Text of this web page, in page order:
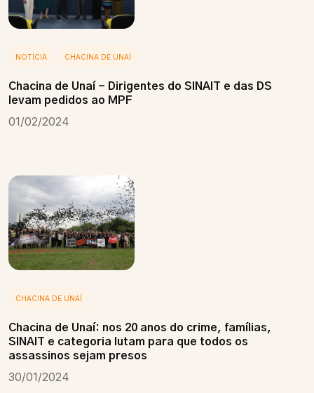
NOTÍCIA CHACINA DE UNAÍ
Chacina de Unaí - Dirigentes do SINAIT e das DS
levam pedidos ao MPF
01/02/2024
CHACINA DE UNAÍ
Chacina de Unaí: nos 20 anos do crime, famílias,
SINAIT e categoria lutam para que todos os
assassinos sejam presos
30/01/2024